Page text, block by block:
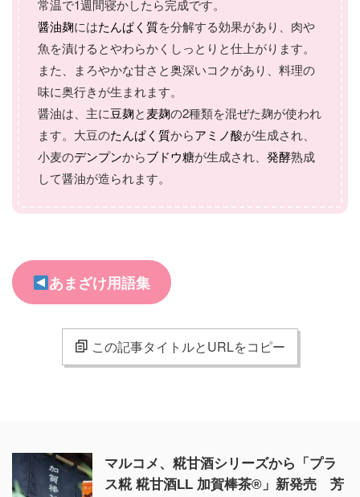
常温で1週間寝かしたら完成です。
醤油麹にはたんぱく質を分解する効果があり、肉や
魚を漬けるとやわらかくしっとりと仕上がります。
また、まろやかな甘さと奥深いコクがあり、料理の
味に奥行きが生まれます。
醤油は、主に豆麹と麦麹の2種類を混ぜた麹が使われ
ます。大豆のたんぱく質からアミノ酸が生成され、
小麦のデンプンからブドウ糖が生成され、 発酵熟成
して醤油が造られます。
あまざけ用語集
この記事タイトルとURLをコピー
マルコメ、糀甘酒シリーズから「プラ
ス糀 糀甘酒LL 加賀棒茶®」新発売 芳